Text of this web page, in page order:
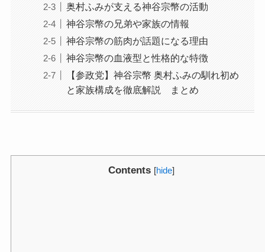
奥村ふみが支える神谷宗幣の活動
神谷宗幣の兄弟や家族の情報
神谷宗幣の筋肉が話題になる理由
神谷宗幣の血液型と性格的な特徴
【参政党】神谷宗幣 奥村ふみの馴れ初め
と家族構成を徹底解説 まとめ
Contents [hide]